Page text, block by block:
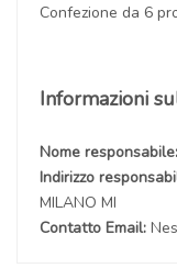
Confezione da 6
Informazioni
Nome responsabile:
Indirizzo
MILANO MI
Contatto Email: